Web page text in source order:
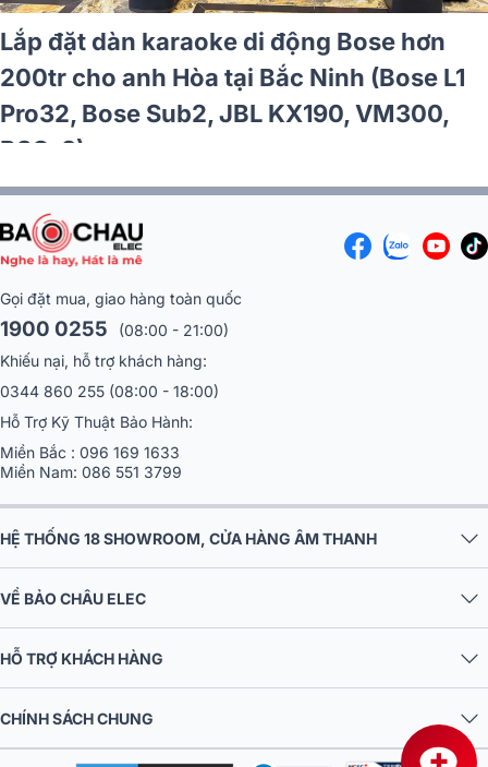
karaoke di động Bose hơn
chị Phương tại Đồng Nai (Bose
+ Sub2, JBL VX9, JBL VM300)
Lắp
triệu
Pro8.
Gọi đặt mua, giao hàng toàn quốc
1900 0255 (08:00 - 21:00)
Khiếu nại, hỗ trợ khách hàng:
0344 860 255(08:00 - 18:00)
Hỗ Trợ Kỹ Thuật Bảo Hành:
Miền Bắc :096 169 1633
HỆ THỐNG 18 SHOWROOM, CỬA HÀNG ÂM THANH
VỀ BẢO CHÂU ELEC
HỖ TRỢ KHÁCH HÀNG
CHÍNH SÁCH CHUNG